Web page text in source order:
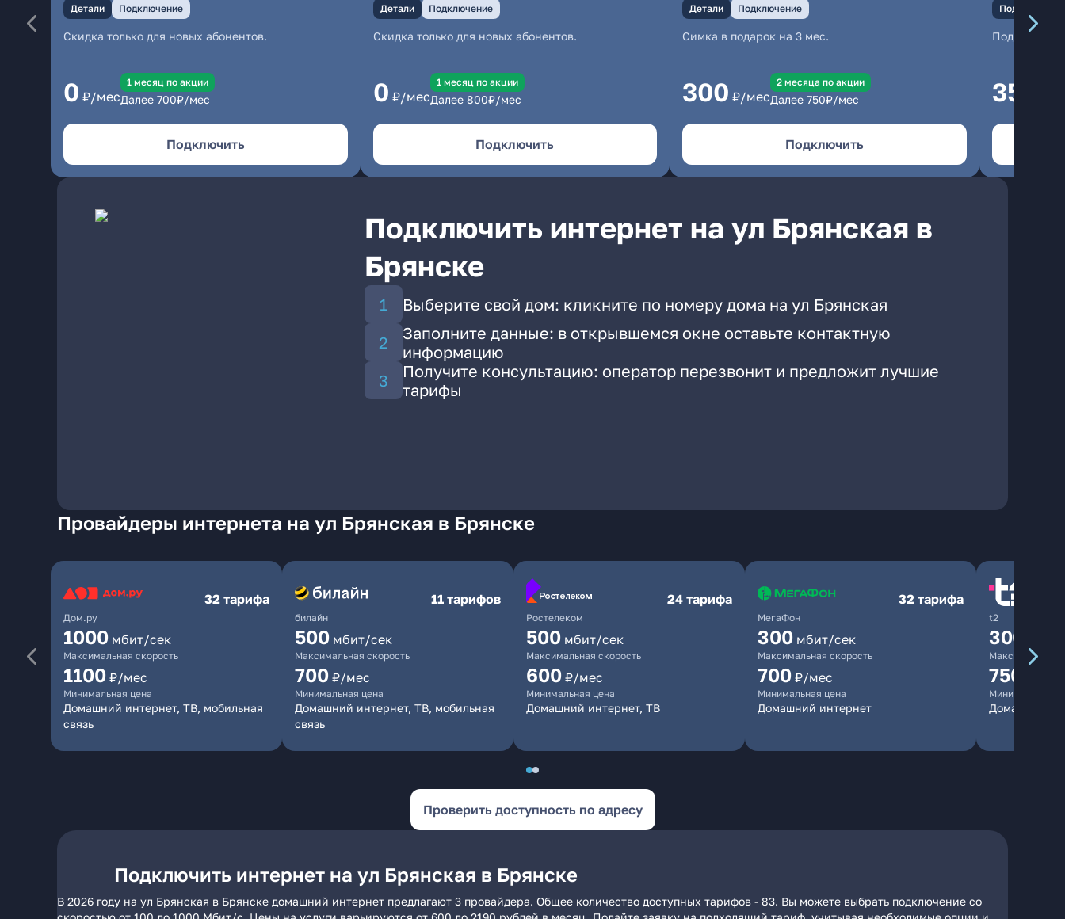
Детали Подключение
Скидка только для новых абонентов.
0 ₽/мес
1 месяц по акции
Далее 700₽/мес
Подключить
Детали Подключение
Скидка только для новых абонентов.
0 ₽/мес
1 месяц по акции
Далее 800₽/мес
Подключить
Детали Подключение
Симка в подарок на 3 мес.
300 ₽/мес
2 месяцa по акции
Далее 750₽/мес
Подключить
Подключение
350
Подключить интернет на ул Брянская в
Брянске
Выберите свой дом: кликните по номеру дома на ул Брянская
Заполните данные: в открывшемся окне оставьте контактную
информацию
Получите консультацию: оператор перезвонит и предложит лучшие
тарифы
Провайдеры интернета на ул Брянская в Брянске
Дом.ру
32 тарифа
1000 мбит/сек
Максимальная скорость
1100 ₽/мес
Минимальная цена
Домашний интернет, ТВ, мобильная
связь
билайн
11 тарифов
500 мбит/сек
Максимальная скорость
700 ₽/мес
Минимальная цена
Домашний интернет, ТВ, мобильная
связь
Ростелеком
24 тарифа
500 мбит/сек
Максимальная скорость
600 ₽/мес
Минимальная цена
Домашний интернет, ТВ
МегаФон
32 тарифа
300 мбит/сек
Максимальная скорость
700 ₽/мес
Минимальная цена
Домашний интернет
t2
300
Максимальная
750
Минимальная
Домашний
Проверить доступность по адресу
Подключить интернет на ул Брянская в Брянске
В 2026 году на ул Брянская в Брянске домашний интернет предлагают 3 провайдера. Общее количество доступных тарифов - 83. Вы можете выбрать подключение со